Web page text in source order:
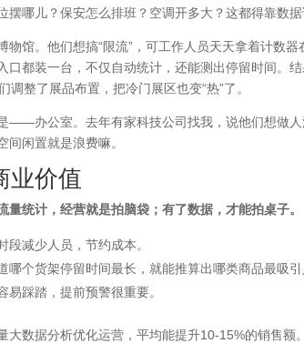
哪儿？保安怎么排班？空调开多大？这都得靠数据
物馆。他们想搞“限流”，可工作人员天天拿着计数
口都装一台，不仅自动统计，还能测出停留时间。
调整了展品布置，把冷门展区也变“热”了。
——办公室。去年有家科技公司找我，说他们想做
间闲置就是浪费嘛。
业价值
量统计，经营就是拍脑袋；有了数据，才能拍桌子。
段减少人员，节约成本。
哪个货架停留时间最长，就能推算出哪类商品最吸引
易踩踏，提前预警很重要。
大数据分析优化运营，平均能提升10-15%的销售额。